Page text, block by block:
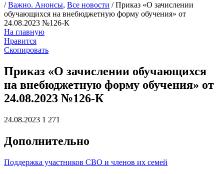
/Важно. Анонсы, Все новости / Приказ «О зачислении
обучающихся на внебюджетную форму обучения» от
24.08.2023 №126-К
На главную
Нравится
Скопировать
Приказ «О зачислении обучающихся
на внебюджетную форму обучения» от
24.08.2023 №126-К
24.08.2023 1 271
Дополнительно
Поддержка участников СВО и членов их семей